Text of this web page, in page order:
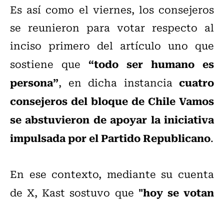
Es así como el viernes, los consejeros
se reunieron para votar respecto al
inciso primero del artículo uno que
sostiene que “todo ser humano es
persona”, en dicha instancia cuatro
consejeros del bloque de Chile Vamos
se abstuvieron de apoyar la iniciativa
impulsada por el Partido Republicano.
En ese contexto, mediante su cuenta
de X, Kast sostuvo que "hoy se votan